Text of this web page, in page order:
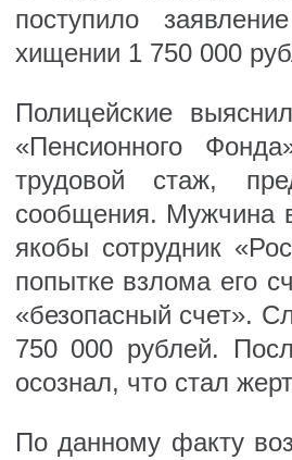
поступило
хищении 1 750 000
Полицейские
«Пенсионного
трудовой стаж,
сообщения. Мужчина
якобы сотрудник
попытке взлома его
«безопасный счет».
750 000 рублей.
осознал, что стал
По данному факту